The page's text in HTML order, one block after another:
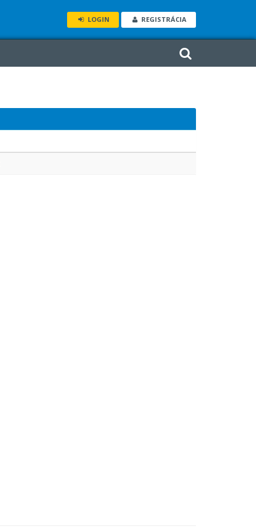
LOGIN REGISTRÁCIA